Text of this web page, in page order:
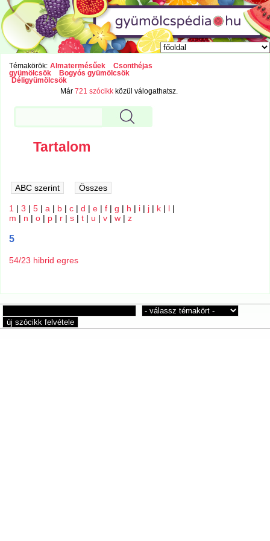
Témakörök: Almatermésűek
Csonthéjas
gyümölcsök
Bogyós gyümölcsök
Déligyümölcsök
Már721 szócikk közül válogathatsz.
Tartalom
1 |3 |5 |a | b |c |d |e |f |g | h | i | j | k | l |
m | n |o | p | r |s |t | u |v |w |z
5
54/23 hibrid egres